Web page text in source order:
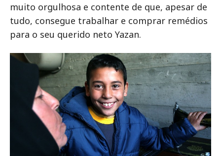
muito orgulhosa e contente de que, apesar de
tudo, consegue trabalhar e comprar remédios
para o seu querido neto Yazan.